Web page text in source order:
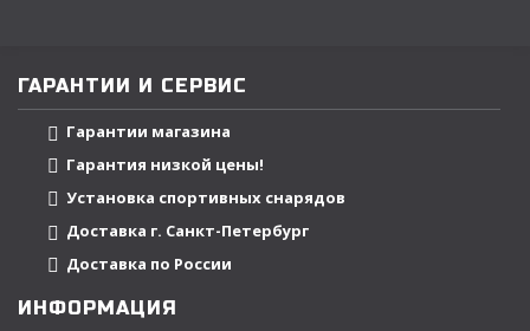
ГАРАНТИИ И СЕРВИС
Гарантии магазина
Гарантия низкой цены!
Установка спортивных снарядов
Доставка г. Санкт-Петербург
Доставка по России
ИНФОРМАЦИЯ